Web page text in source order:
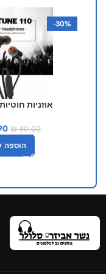
-30%
אוזניות חוטיות JBL T110
₪80.00
הוספה